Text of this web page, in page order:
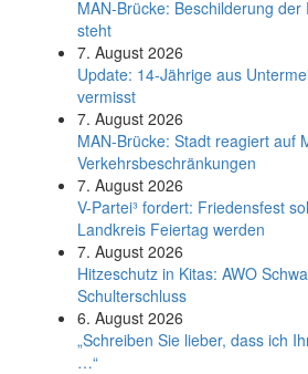
MAN-Brücke: Beschilderung der
steht
7. August 2026
Update: 14-Jährige aus
vermisst
7. August 2026
MAN-Brücke: Stadt reagiert auf
Verkehrsbeschränkungen
7. August 2026
V-Partei­³ fordert: Friedens­fest
Land­kreis Feier­tag werden
7. August 2026
Hitzeschutz in Kitas: AWO
Schulterschluss
6. August 2026
„Schreiben Sie lieber, dass ich
…“